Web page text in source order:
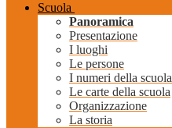
Scuola
Panoramica
Presentazione
I luoghi
Le persone
I numeri della scuola
Le carte della scuola
Organizzazione
La storia